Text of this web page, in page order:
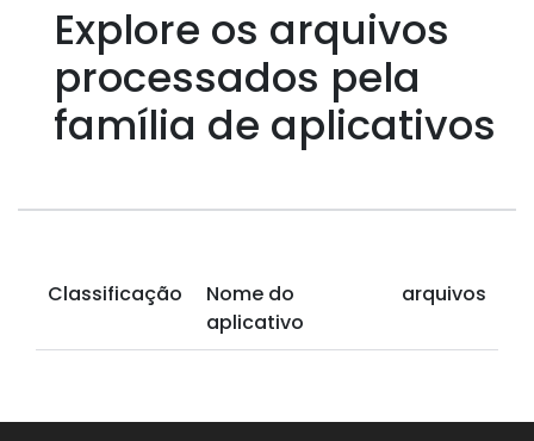
Explore os arquivos
processados ​​pela
família de aplicativos
Classificação
Nome do
aplicativo
arquivos